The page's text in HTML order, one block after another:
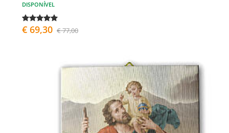
DISPONÍVEL
€ 69,30 € 77,00